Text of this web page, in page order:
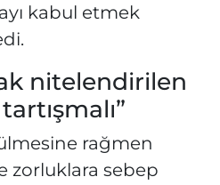
kabul etmek
nitelendirilen
rağmen
zorluklara sebep